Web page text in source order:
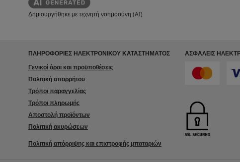
Δημιουργήθηκε με τεχνητή νοημοσύνη (AI)
ΠΛΗΡΟΦΟΡΙΕΣ ΗΛΕΚΤΡΟΝΙΚΟΥ ΚΑΤΑΣΤΗΜΑΤΟΣ
Γενικοί όροι και προϋποθέσεις
Πολιτική απορρήτου
Τρόποι παραγγελίας
Τρόποι πληρωμής
Αποστολή προϊόντων
Πολιτική ακυρώσεων
Πολιτική απόρριψης και επιστροφής μπαταριών
ΑΣΦΑΛΕΊΣ